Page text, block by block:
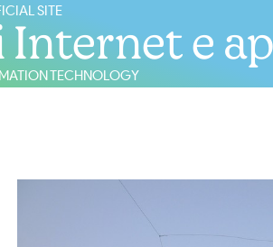
SITE
Internet e
TECHNOLOGY